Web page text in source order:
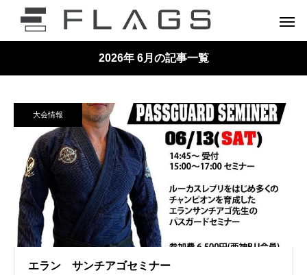
2026年 6月の記事一覧
大会情報
エラン サンチアゴセミナー